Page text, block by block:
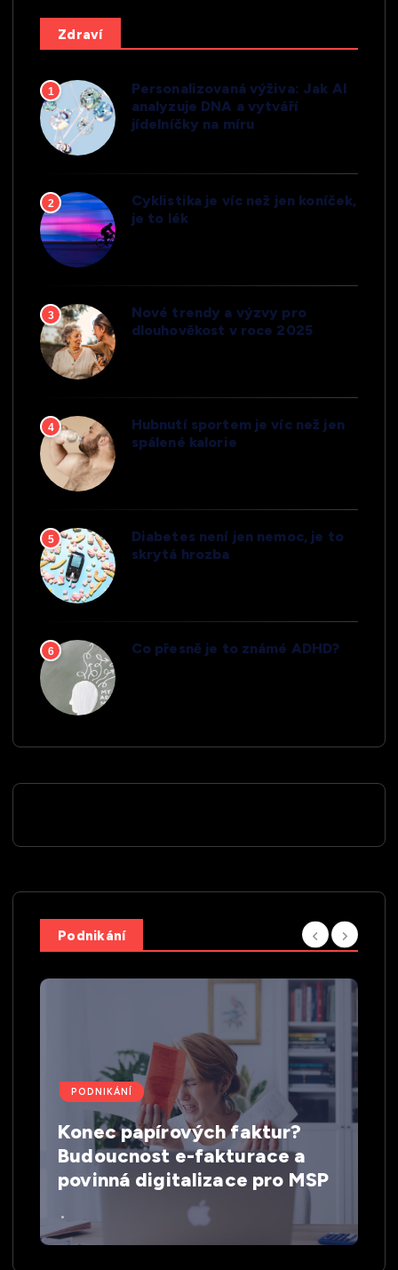
Zdraví
1
Personalizovaná výživa: Jak AI
analyzuje DNA a vytváří
jídelníčky na míru
2
Cyklistika je víc než jen koníček,
je to lék
3
Nové trendy a výzvy pro
dlouhověkost v roce 2025
4
Hubnutí sportem je víc než jen
spálené kalorie
5
Diabetes není jen nemoc, je to
skrytá hrozba
6 Co přesně je to známé ADHD?
Podnikání
PODNIKÁNÍ
Konec papírových faktur?
Budoucnost e-fakturace a
povinná digitalizace pro MSP